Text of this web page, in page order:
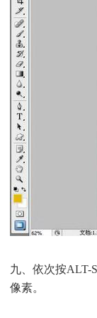
九、依次按ALT-
像素。